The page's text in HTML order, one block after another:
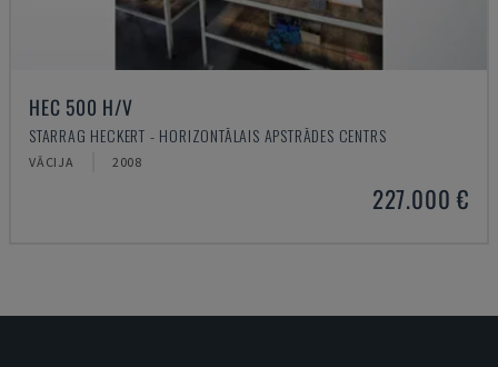
HEC 500 H/V
STARRAG HECKERT - HORIZONTĀLAIS APSTRĀDES CENTRS
VĀCIJA 2008
227.000 €